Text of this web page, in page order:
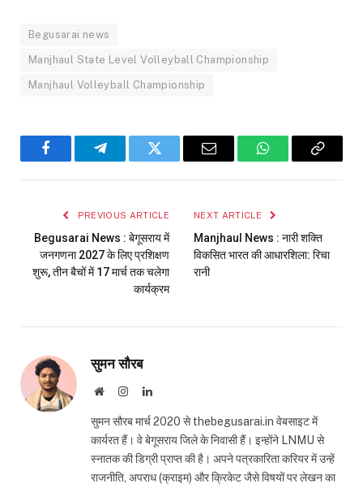
Begusarai news
Manjhaul State Level Volleyball Championship
Manjhaul Volleyball Championship
FacebookTelegramTwitter Email WhatsAppCopy
PREVIOUS ARTICLE
Begusarai News : बेगूसराय में
जनगणना 2027 के लिए प्रशिक्षण
शुरू, तीन बैचों में 17 मार्च तक चलेगा
कार्यक्रम
NEXT ARTICLE
Manjhaul News : नारी शक्ति
विकसित भारत की आधारशिला: रिचा
रानी
सुमन सौरब
WebsiteInstagramLinkedIn
सुमन सौरब मार्च 2020 से thebegusarai.in वेबसाइट में
कार्यरत हैं। वे बेगूसराय जिले के निवासी हैं। इन्होंने LNMU से
स्नातक की डिग्री प्राप्त की है। अपने पत्रकारिता करियर में उन्हें
राजनीति, अपराध (क्राइम) और क्रिकेट जैसे विषयों पर लेखन का